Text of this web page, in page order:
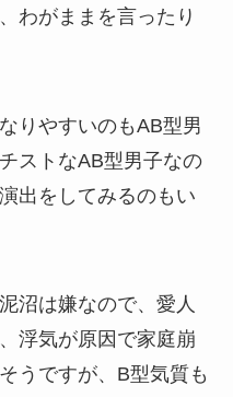
わがままを言ったり
りやすいのもAB型男
ストなAB型男子なの
出をしてみるのもい
沼は嫌なので、愛人
浮気が原因で家庭崩
うですが、B型気質も